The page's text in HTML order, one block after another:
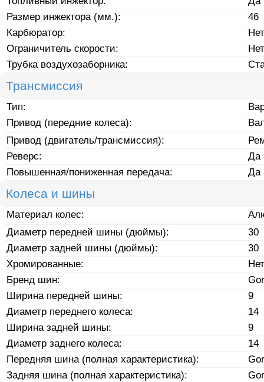
Размер инжектора (мм.):
46
Карбюратор:
Нет
Ограничитель скорости:
Нет
Трубка воздухозаборника:
Трансмиссия
Тип:
Привод (передние колеса):
Привод (двигатель/трансмиссия):
Реверс:
Да
Повышенная/пониженная передача:
Да
Колеса и шины
Материал колес:
Диаметр передней шины (дюймы):
30
Диаметр задней шины (дюймы):
30
Хромированные:
Нет
Бренд шин:
Ширина передней шины:
9
Диаметр переднего колеса:
14
Ширина задней шины:
9
Диаметр заднего колеса:
14
Передняя шина (полная характеристика):
Задняя шина (полная характеристика):